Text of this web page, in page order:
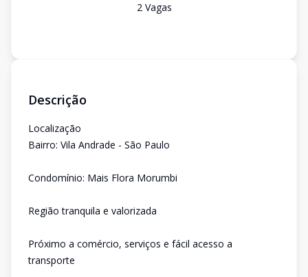
2Vagas
Descrição
Localização
Bairro: Vila Andrade - São Paulo
Condomínio: Mais Flora Morumbi
Região tranquila e valorizada
Próximo a comércio, serviços e fácil acesso a
transporte